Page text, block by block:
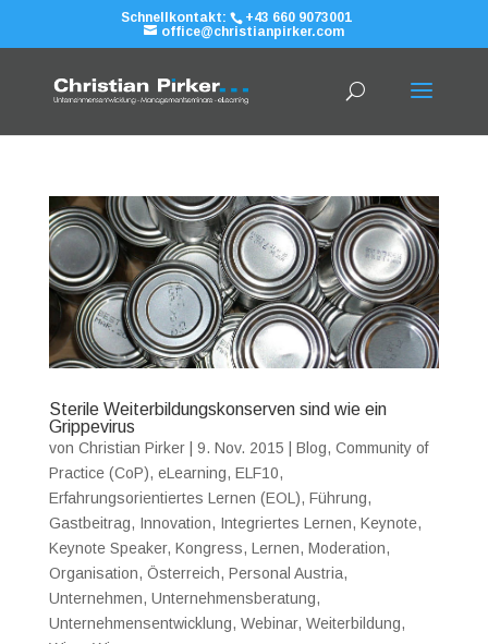
Schnellkontakt:
+43 660 9073001
office@christianpirker.com
Sterile Weiterbildungskonserven sind wie ein
Grippevirus
von Christian Pirker| 9. Nov. 2015 Blog, Community of
Practice (CoP), eLearning, ELF10,
Erfahrungsorientiertes Lernen (EOL), Führung,
Gastbeitrag, Innovation, Integriertes Lernen, Keynote,
Keynote Speaker, Kongress, Lernen, Moderation,
Organisation, Österreich, Personal Austria,
Unternehmen, Unternehmensberatung,
Unternehmensentwicklung, Webinar, Weiterbildung,